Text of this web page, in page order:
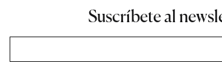
Suscríbete al